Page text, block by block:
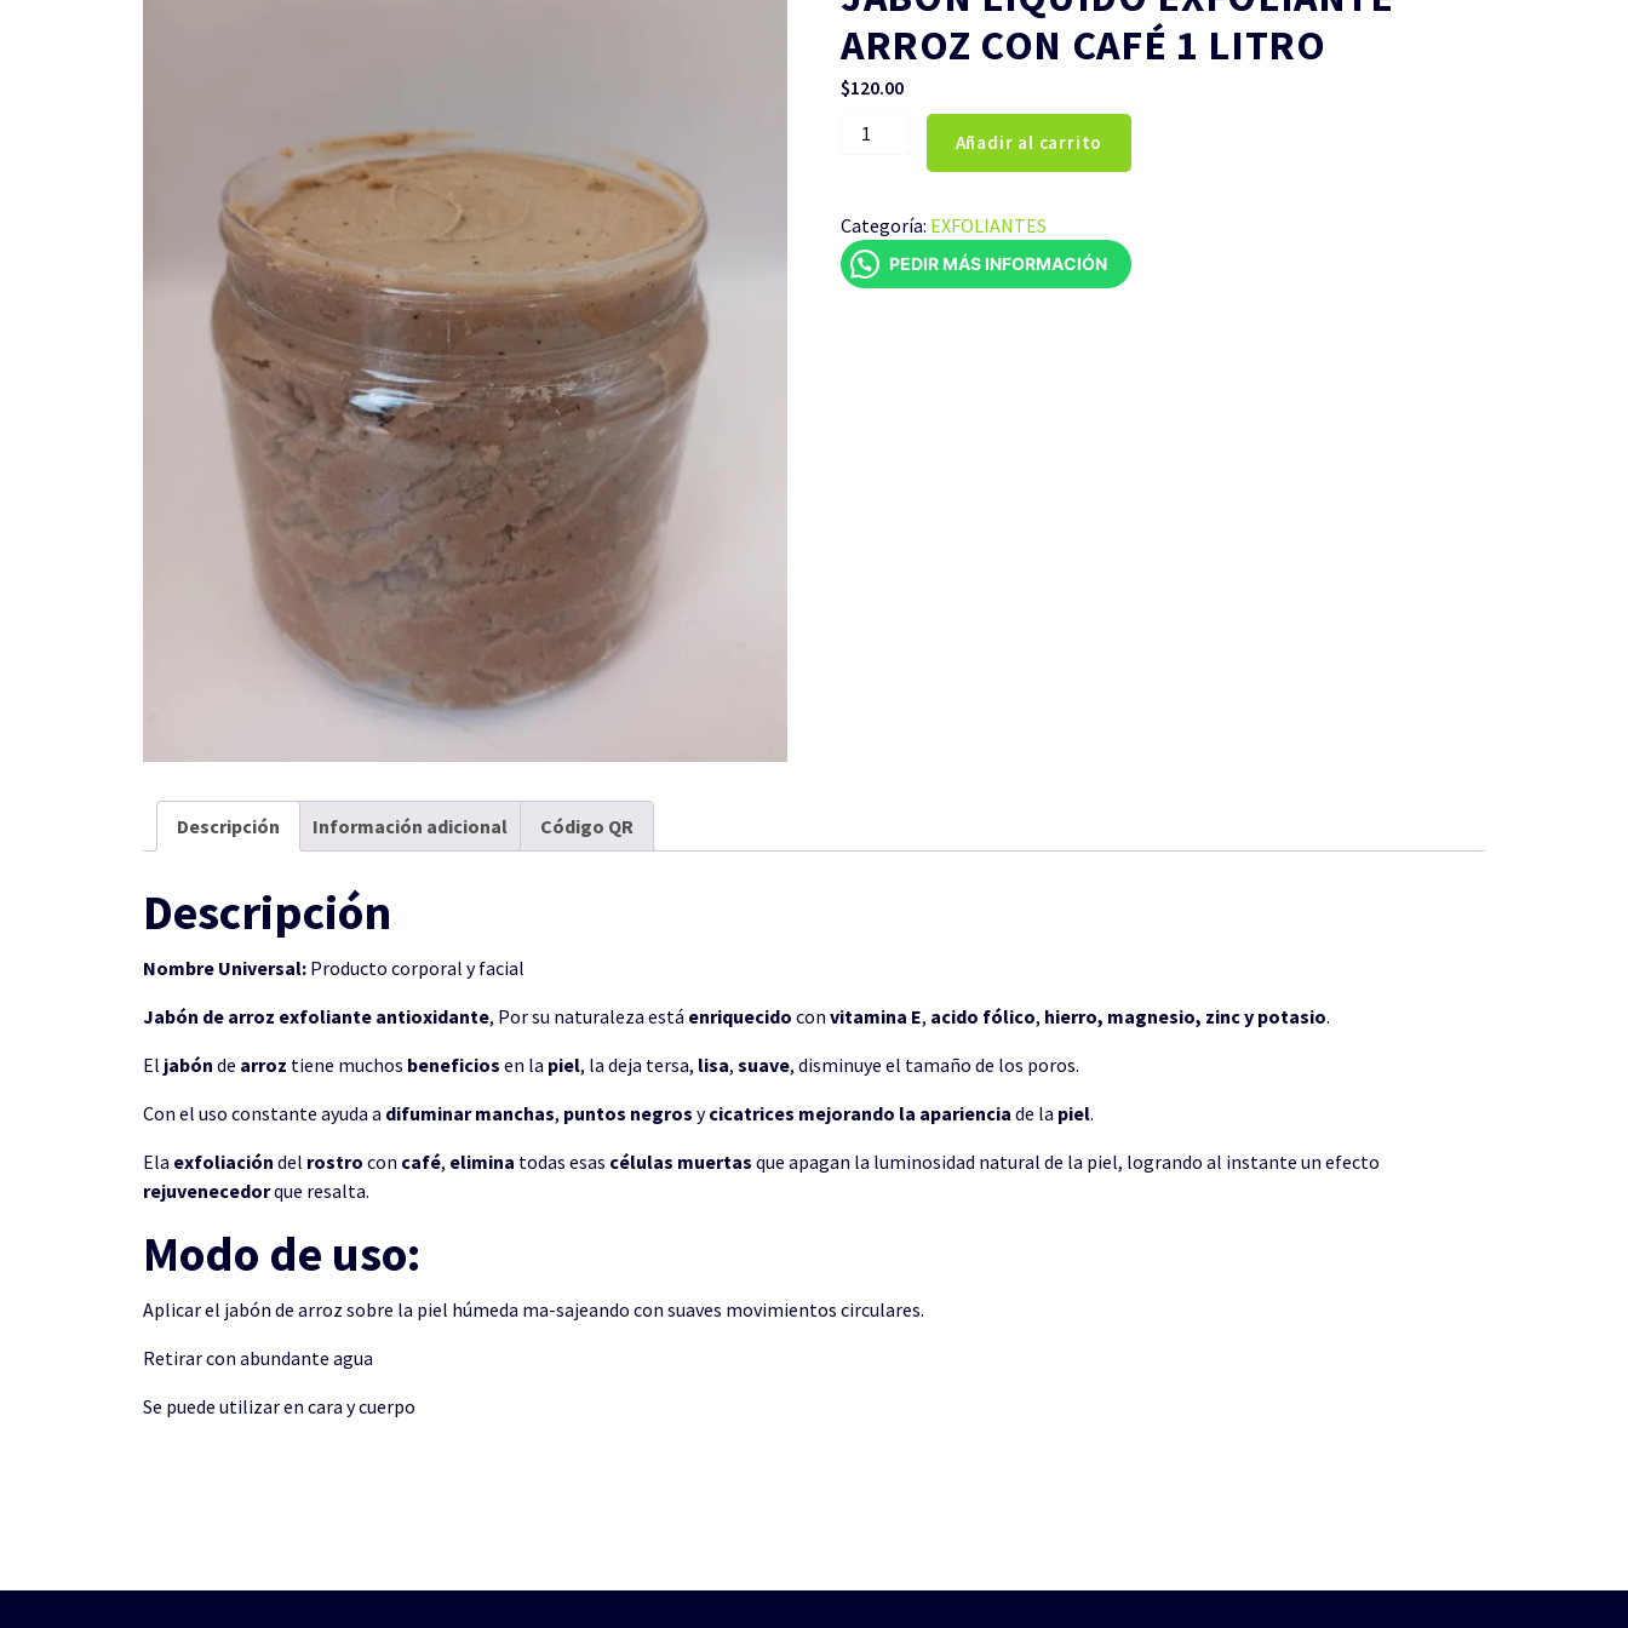
ARROZ CON CAFÉ 1 LITRO
$120.00
JABÓN
ARROZ
CON
CAFÉ
Añadir al carrito
Categoría: EXFOLIANTES
PEDIR MÁS INFORMACIÓN
Descripción Información adicional Código QR
Descripción
Nombre Universal: Producto corporal y facial
Jabón de arroz exfoliante antioxidante, Por su naturaleza está enriquecido con vitamina E, acido fólico, hierro, magnesio, zinc y potasio.
El jabón de arroz tiene muchos beneficios en la piel, la deja tersa, lisa, suave, disminuye el tamaño de los poros.
Con el uso constante ayuda a difuminar manchas, puntos negros ycicatrices mejorando la apariencia de la piel.
Ela exfoliación del rostro con café, elimina todas esas células muertas que apagan la luminosidad natural de la piel, logrando al instante un efecto
rejuvenecedorque resalta.
Modo de uso:
Aplicar el jabón de arroz sobre la piel húmeda ma-sajeando con suaves movimientos circulares.
Retirar con abundante agua
Se puede utilizar en cara y cuerpo